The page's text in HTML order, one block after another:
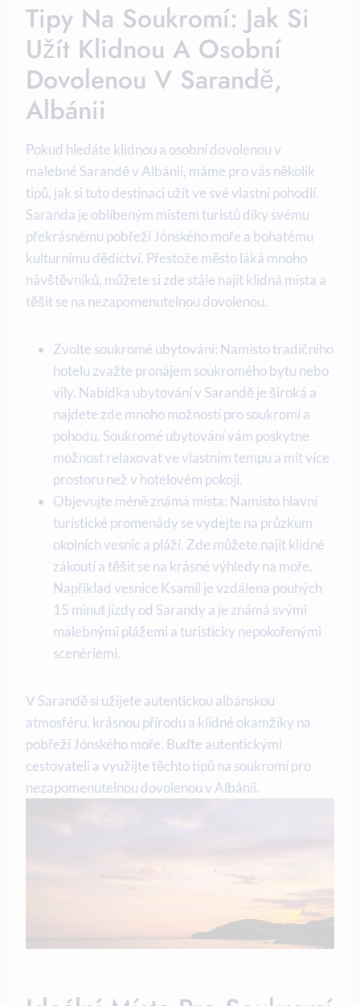
Tipy Na Soukromí: Jak‌ Si
Užít Klidnou A⁢ Osobní
Dovolenou V Sarandě,
Albánii
Pokud hledáte klidnou a ‌osobní dovolenou v
malebné Sarandě v ⁢Albánii, máme pro vás‍ několik
tipů,⁣ jak si ⁤tuto⁣ destinaci užít ve své vlastní pohodlí.⁤
Saranda je oblíbeným místem⁢ turistů ⁣díky svému
překrásnému pobřeží Jónského moře a bohatému
kulturnímu dědictví. Přestože město‍ láká mnoho​
návštěvníků, můžete⁢ si zde stále najít klidná místa a
těšit se na nezapomenutelnou dovolenou.
Zvolte soukromé ubytování: Namisto tradičního
hotelu zvažte pronájem soukromého bytu nebo
⁤vily. Nabídka ubytování v Sarandě je široká a
najdete zde mnoho možností pro soukromí a
pohodu. Soukromé ‌ubytování vám poskytne
možnost​ relaxovat ve vlastním tempu a mít více
prostoru než v ​hotelovém pokoji.
Objevujte méně známá ​místa: Namísto hlavní
turistické promenády ​se ⁣vydejte na průzkum
okolních vesnic a pláží. Zde můžete najít klidné‌
zákoutí a těšit se na krásné výhledy ⁣na⁤ moře.
Například vesnice⁣ Ksamil ‍je vzdálena pouhých
15 minut jízdy od Sarandy⁣ a je známá ​svými
malebnými plážemi a turisticky nepokořenými
scenériemi.
V Sarandě si užijete autentickou albánskou
atmosféru, krásnou přírodu a klidné okamžiky na
pobřeží ​Jónského moře. Buďte⁤ autentickými
cestovateli​ a využijte ‍těchto tipů na soukromí pro
nezapomenutelnou dovolenou v Albánii.